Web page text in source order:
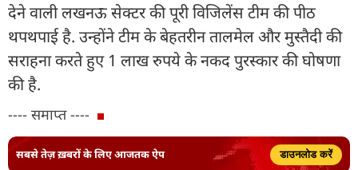
देने वाली लखनऊ सेक्टर की पूरी विजिलेंस टीम की पीठ
थपथपाई है. उन्होंने टीम के बेहतरीन तालमेल और मुस्तैदी की
सराहना करते हुए 1 लाख रुपये के नकद पुरस्कार की घोषणा
की है.
---- समाप्त ----
सबसे तेज़ ख़बरों के लिए आजतक ऐप डाउनलोड करें